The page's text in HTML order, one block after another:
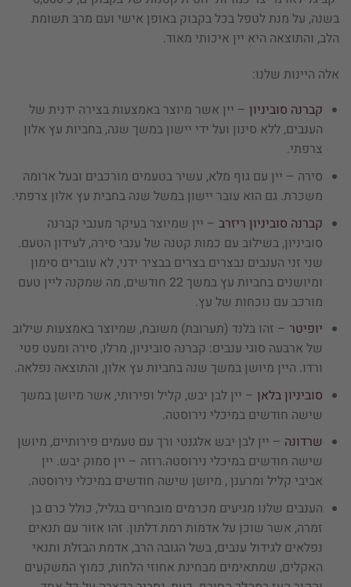
בשנה, על מנת לטפל בכל בקבוק באופן אישי ועם מרב תשומת
הלב, והתוצאה היא יין איכותי מאוד.
אלה היינות שלנו:
קברנה סוביניון– יין אשר מיוצר באמצעות בצירה ידנית של
הענבים, ללא סינון ועל ידי יישון במשך שנה, בחביות עץ אלון
צרפתי.
סירה – יין עם גוף מלא, עשיר בטעמים מורכבים ובעל ארומה
משכרת. גם הוא עובר יישון במשל שנה בחבית עץ אלון צרפתי.
קברנה סוביניון ריזרב– יין שמיוצר בעיקר מענבי קברנה
סוביניון, בשילוב עם כמות קטנה של ענבי סירה, לעידון הטעם.
שני זני הענבים נבצרים בצרים בבציר ידני, לא עוברים סימון
ומיושנים בחביות עץ במשך 22 חודשים, מה שמקנה ליין טעם
מורכב עם נוכחות של עץ.
יופיטר– זהו בלנד (תערובת) משובח, שמיוצר באמצעות שילוב
של ארבעה סוגי ענבים: קברנה סוביניון, מרלו, סירה ומעט פטי
ורדו. היין מיושן במשך שנה בחביות עץ אלון, והתוצאה נפלאה.
סוביניון בלאן– יין לבן יבש, קליל ופירותי, אשר מיושן במשך
שישה חודשים במיכלי נירוסטה.
שרדונה – יין לבן יבש אלגנטי ורך עם טעמים פירותיים, מיושן
שישה חודשים במיכלי נירוסטה.רוזה – יין סמוק יבש. יין
אביבי קליל ומרענן , מיושן שישה חודשים במיכלי נירוסטה.
הענבים שלנו מגיעים מכרמים מובחרים בגליל, כולל כרם בן
זמרה, אשר שוכן על אדמות רמת דלתון. זהו אזור עם תנאים
נפלאים לגידול ענבים, בשל הגובה הרב, אדמת הבזלת ותנאי
האקלים, שמתאימים מבחינת אחוזי הלחות, כמוץ המשקעים